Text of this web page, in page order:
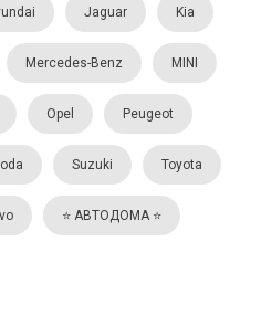
Jaguar Kia
Mercedes-Benz MINI
Opel Peugeot
Suzuki Toyota
⭐️ АВТОДОМА ⭐️